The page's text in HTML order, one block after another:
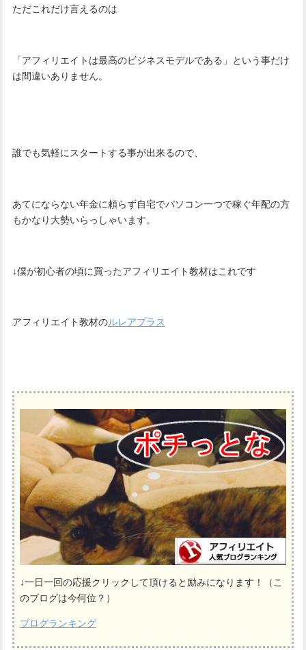
ただこれだけ言えるのは
「アフィリエイトは最高のビジネスモデルである」という事だけ
は間違いありません。
誰でも気軽にスタートする事が出来るので、
あてにならない年金に頼らず自宅でパソコン一つで稼ぐ年配の方
もかなり大勢いらっしゃいます。
↓僕が初心者の頃に買ったアフィリエイト教材はこれです
アフィリエイト教材のルレアプラス
↓一日一回の応援クリックして頂けると励みになります！（こ
のブログは今何位？）
ブログランキング